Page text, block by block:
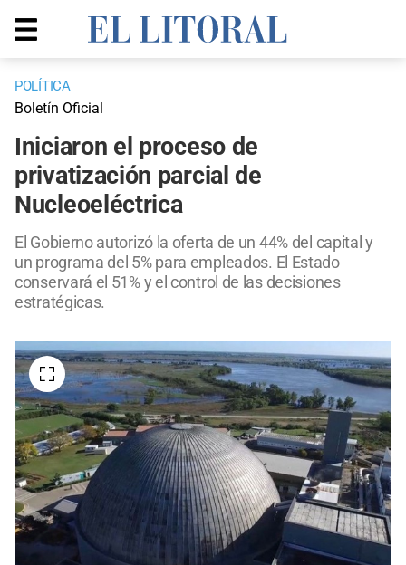
POLÍTICA
Boletín Oficial
Iniciaron el proceso de
privatización parcial de
Nucleoeléctrica
El Gobierno autorizó la oferta de un 44% del capital y
un programa del 5% para empleados. El Estado
conservará el 51% y el control de las decisiones
estratégicas.